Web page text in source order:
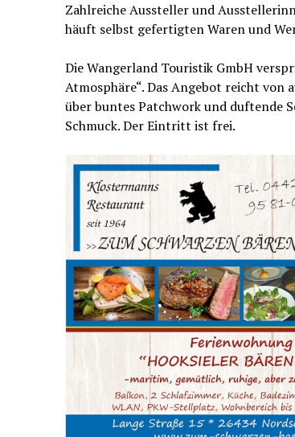
Zahlreiche Aussteller und
häuft selbst gefertigten Waren und
Die Wangerland Touristik GmbH
Atmosphäre“. Das Angebot reicht von
über buntes Patchwork und duftende
Schmuck. Der Eintritt ist frei.